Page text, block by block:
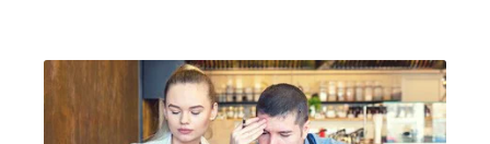
Mai 2026 öffnet COMO Cordeillan-Bages seine
Türen; und Fabien Ferré übernimmt die
kulinarische Leitung.